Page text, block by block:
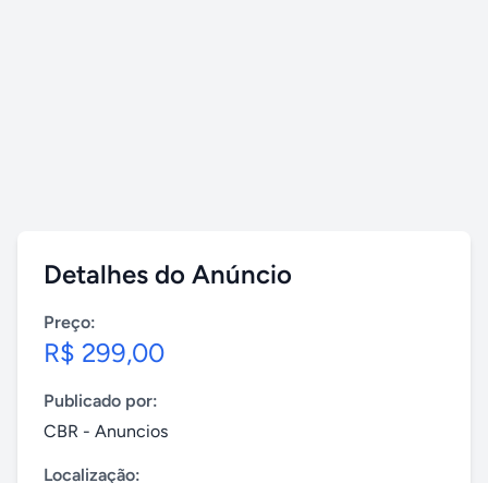
Detalhes do Anúncio
Preço:
R$ 299,00
Publicado por:
CBR - Anuncios
Localização: